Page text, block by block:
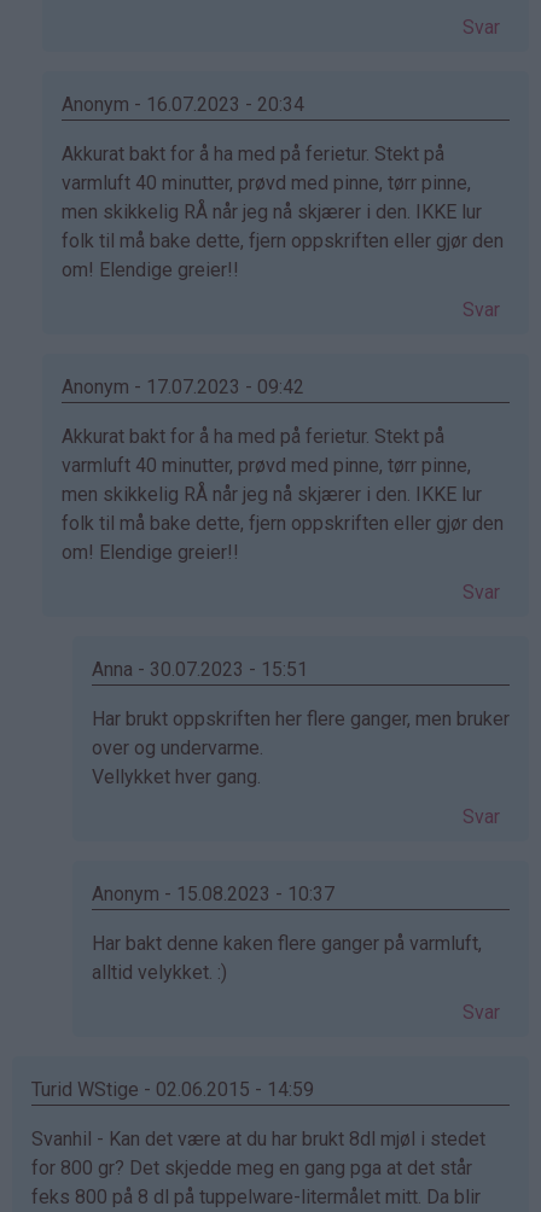
Svar
Anonym - 16.07.2023 - 20:34
Som
svar
på
av
Svanhild
Akkurat bakt for å ha med på ferietur. Stekt på
varmluft 40 minutter, prøvd med pinne, tørr pinne,
men skikkelig RÅ når jeg nå skjærer i den. IKKE lur
folk til må bake dette, fjern oppskriften eller gjør den
om! Elendige greier!!
Svar
Anonym - 17.07.2023 - 09:42
Som
svar
på
av
Svanhild
Akkurat bakt for å ha med på ferietur. Stekt på
varmluft 40 minutter, prøvd med pinne, tørr pinne,
men skikkelig RÅ når jeg nå skjærer i den. IKKE lur
folk til må bake dette, fjern oppskriften eller gjør den
om! Elendige greier!!
Svar
Anna - 30.07.2023 - 15:51
Som
svar
på
bekreftet)
Har brukt oppskriften her flere ganger, men bruker
over og undervarme.
Vellykket hver gang.
Svar
Anonym - 15.08.2023 - 10:37
Som
svar
(ikke
Har bakt denne kaken flere ganger på varmluft,
alltid velykket. :)
Svar
Turid WStige - 02.06.2015 - 14:59
Svanhil - Kan det være at du har brukt 8dl mjøl i stedet
for 800 gr? Det skjedde meg en gang pga at det står
feks 800 på 8 dl på tuppelware-litermålet mitt. Da blir